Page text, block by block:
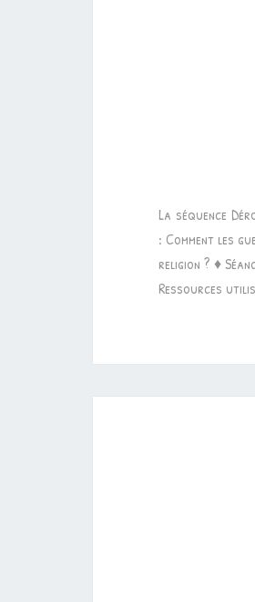
La séquence
: Comment les
religion ? ♦
Ressources